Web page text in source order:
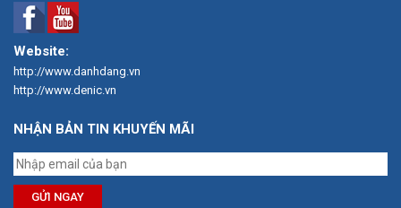
Website:
http://www.danhdang.vn
http://www.denic.vn
NHẬN BẢN TIN KHUYẾN MÃI
GỬI NGAY